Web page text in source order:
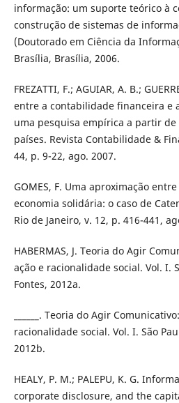
informação: um suporte teórico à
construção de sistemas de
(Doutorado em Ciência da
Brasília, Brasília, 2006.
FREZATTI, F.; AGUIAR, A. B.;
entre a contabilidade financeira e
uma pesquisa empírica a partir
países. Revista Contabilidade &
44, p. 9-22, ago. 2007.
GOMES, F. Uma aproximação
economia solidária: o caso de
Rio de Janeiro, v. 12, p. 416-441,
HABERMAS, J. Teoria do Agir
ação e racionalidade social. Vol. I.
Fontes, 2012a.
______. Teoria do Agir
racionalidade social. Vol. I. São
2012b.
HEALY, P. M.; PALEPU, K. G.
corporate disclosure, and the